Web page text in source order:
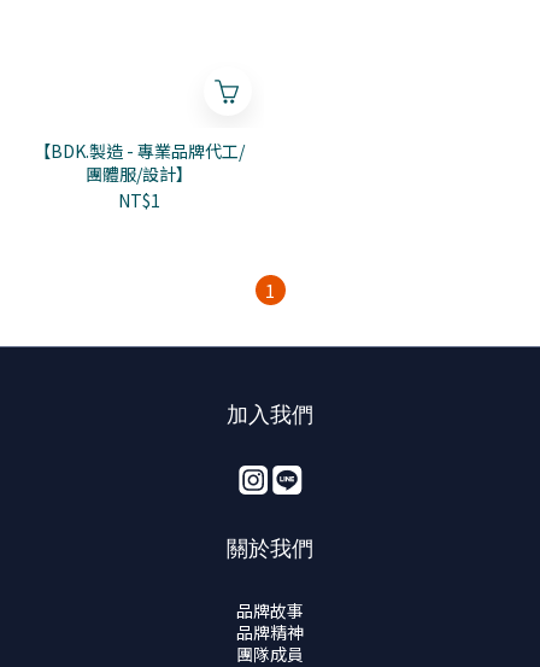
【BDK.製造 - 專業品牌代工/
團體服/設計】
NT$1
1
加入我們
關於我們
品牌故事
品牌精神
團隊成員